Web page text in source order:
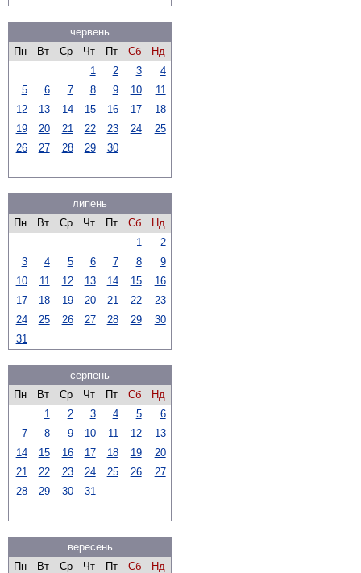
червень
Пн
Вт Ср Чт Пт Сб
Нд
1
2 3
4
5
6 7 8 9 10
11
12
13 14 15 16 17
18
19
20 21 22 23 24
25
26
27 28 29 30
липень
Пн
Вт Ср Чт Пт Сб
Нд
1
2
3
4 5 6 7 8
9
10
11 12 13 14 15
16
17
18 19 20 21 22
23
24
25 26 27 28 29
30
31
серпень
Пн
Вт Ср Чт Пт Сб
Нд
1
2 3 4 5
6
7
8 9 10 11 12
13
14
15 16 17 18 19
20
21
22 23 24 25 26
27
28
29 30 31
вересень
Пн
Вт Ср Чт Пт Сб
Нд